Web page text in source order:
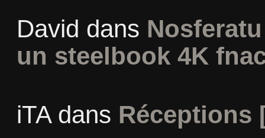
David dans
un steelbook 4K
iTAdans Réceptions